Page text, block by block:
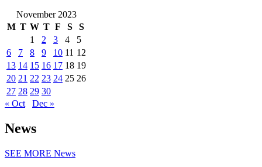
November 2023
M T W T F S
S
1
2 3 4
5
6
7 8 9 10 11 12
13 14 15 16 17 18 19
20 21 22 23 24 25 26
27 28 29 30
« Oct
Dec »
News
SEE MORE News